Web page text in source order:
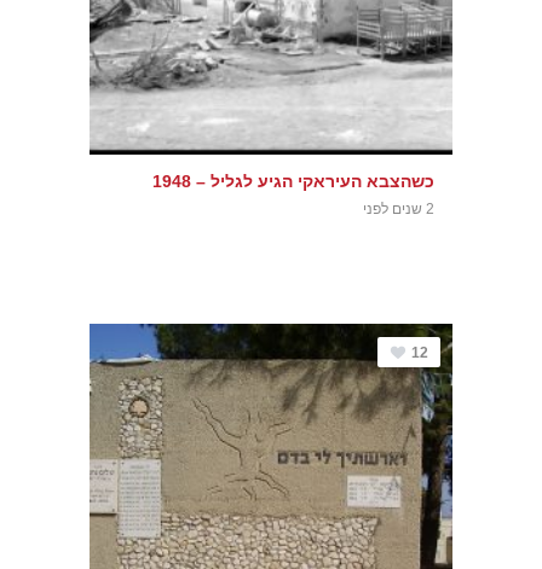
כשהצבא העיראקי הגיע לגליל – 1948
2 שנים לפני
12